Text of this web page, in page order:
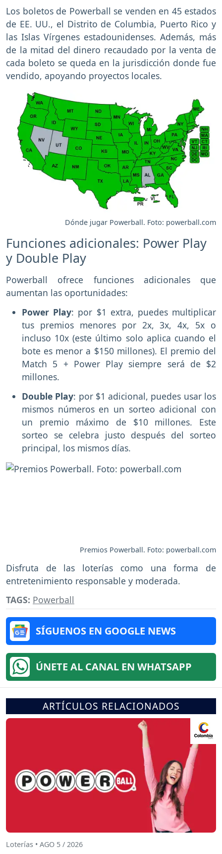
Los boletos de Powerball se venden en 45 estados
de EE. UU., el Distrito de Columbia, Puerto Rico y
las Islas Vírgenes estadounidenses. Además, más
de la mitad del dinero recaudado por la venta de
cada boleto se queda en la jurisdicción donde fue
vendido, apoyando proyectos locales.
Dónde jugar Powerball. Foto: powerball.com
Funciones adicionales: Power Play
y Double Play
Powerball ofrece funciones adicionales que
aumentan las oportunidades:
Power Play: por $1 extra, puedes multiplicar
tus premios menores por 2x, 3x, 4x, 5x o
incluso 10x (este último solo aplica cuando el
bote es menor a $150 millones). El premio del
Match 5 + Power Play siempre será de $2
millones.
Double Play: por $1 adicional, puedes usar los
mismos números en un sorteo adicional con
un premio máximo de $10 millones. Este
sorteo se celebra justo después del sorteo
principal, los mismos días.
Premios Powerball. Foto: powerball.com
Disfruta de las loterías como una forma de
entretenimiento responsable y moderada.
TAGS: Powerball
SÍGUENOS EN GOOGLE NEWS
ÚNETE AL CANAL EN WHATSAPP
ARTÍCULOS RELACIONADOS
Loterías • AGO 5 / 2026